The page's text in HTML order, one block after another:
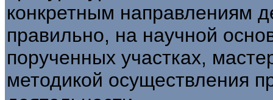
конкретным направлениям
правильно, на научной
порученных участках,
методикой осуществления